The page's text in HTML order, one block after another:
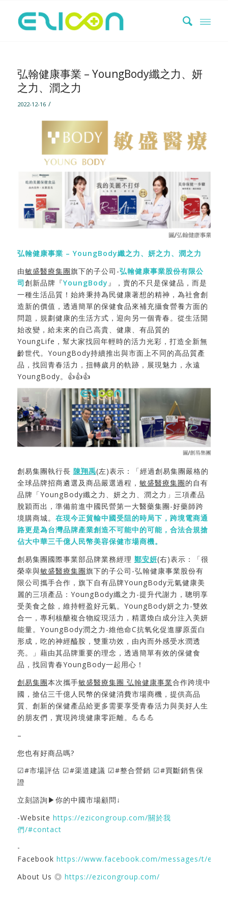
弘翰健康事業 – YoungBody纖之力、妍
之力、潤之力
2022-12-16 /
弘翰健康事業 – YoungBody纖之力、 妍之力、潤之力
由敏盛醫療集團旗下的子公司-弘翰健康事業股份有限公
司創新品牌『YoungBody 』，賣的不只是保健品，而是
一種生活品質！始終秉持為民健康著想的精神，為社會創
造新的價值，透過簡單的保健食品來補充攝食營養方面的
問題，規劃健康的生活方式，迎向另一個青春。從生活開
始改變，給未來的自己高貴、健康、有品質的
YoungLife，幫大家找回年輕時的活力光彩，打造全新無
齡世代。YoungBody持續推出與市面上不同的高品質產
品，找回青春活力，扭轉歲月的軌跡，展現魅力，永遠
YoungBody。👍👍👍
創易集團執行長 陳翔禹(左)表示：「經過創易集團嚴格的
全球品牌招商遴選及商品嚴選過程， 敏盛醫療集團的自有
品牌「YoungBody纖之力、妍之力、潤之力」三項產品
脫穎而出，準備前進中國民營第一大醫藥集團-好藥師跨
境購商城。 在現今正貿輸中國受阻的時局下，跨境電商通
路更是為台灣品牌產業創造不可能中的可能，合法合規搶
佔大中華三千億人民幣美容保健市場商機。
創易集團國際事業部品牌業務經理 鄭安妍(右)表示：「很
榮幸與敏盛醫療集團旗下的子公司-弘翰健康事業股份有
限公司攜手合作，旗下自有品牌YoungBody元氣健康美
麗的三項產品：YoungBody纖之力-提升代謝力，聰明享
受美食之餘，維持輕盈好元氣。YoungBody妍之力-雙效
合一，專利核醣複合物綻現活力，精選煥白成分注入美妍
能量。YoungBody潤之力-維他命C抗氧化促進膠原蛋白
形成，吃的神經醯胺，雙重功效，由內而外感受水潤透
亮。」藉由其品牌重要的理念，透過簡單有效的保健食
品，找回青春YoungBody一起用心！
創易集團本次攜手敏盛醫療集團 弘翰健康事業合作跨境中
國，搶佔三千億人民幣的保健消費市場商機，提供高品
質、創新的保健產品給更多需要享受青春活力與美好人生
的朋友們，實現跨境健康零距離。💪💪💪
–
您也有好商品嗎?
☑#市場評估 ☑#渠道建議 ☑#整合營銷 ☑#買斷銷售保
證
立刻諮詢▶你的中國市場顧問↓
-Website https://ezicongroup.com/關於我
們/#contact
-
Facebook https://www.facebook.com/messages/t/
About Us ◎ https://ezicongroup.com/